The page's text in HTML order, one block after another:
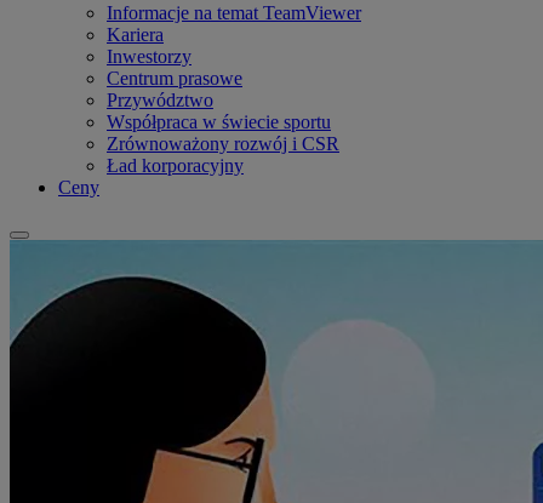
Informacje na temat TeamViewer
Kariera
Inwestorzy
Centrum prasowe
Przywództwo
Współpraca w świecie sportu
Zrównoważony rozwój i CSR
Ład korporacyjny
Ceny